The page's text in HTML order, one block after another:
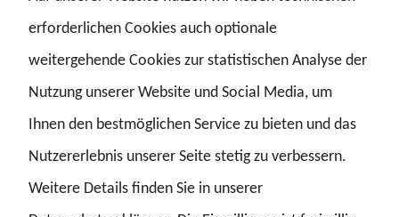
durchgesetzt werden. Die Auseinandersetzung wird nun
auf gerichtlichem Wege fortgeführt.
Bewertung und Folgen
erforderlichen Cookies auch optionale
weitergehende Cookies zur statistischen Analyse der
Nutzung unserer Website und Social Media, um
Ihnen den bestmöglichen Service zu bieten und das
Nutzererlebnis unserer Seite stetig zu verbessern.
Weitere Details finden Sie in unserer